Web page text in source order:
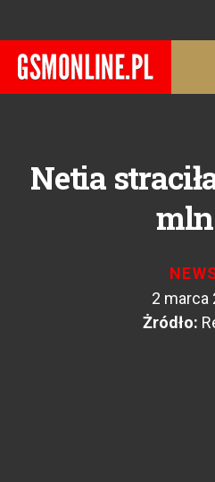
Netia
mln
2 marca
Żródło: